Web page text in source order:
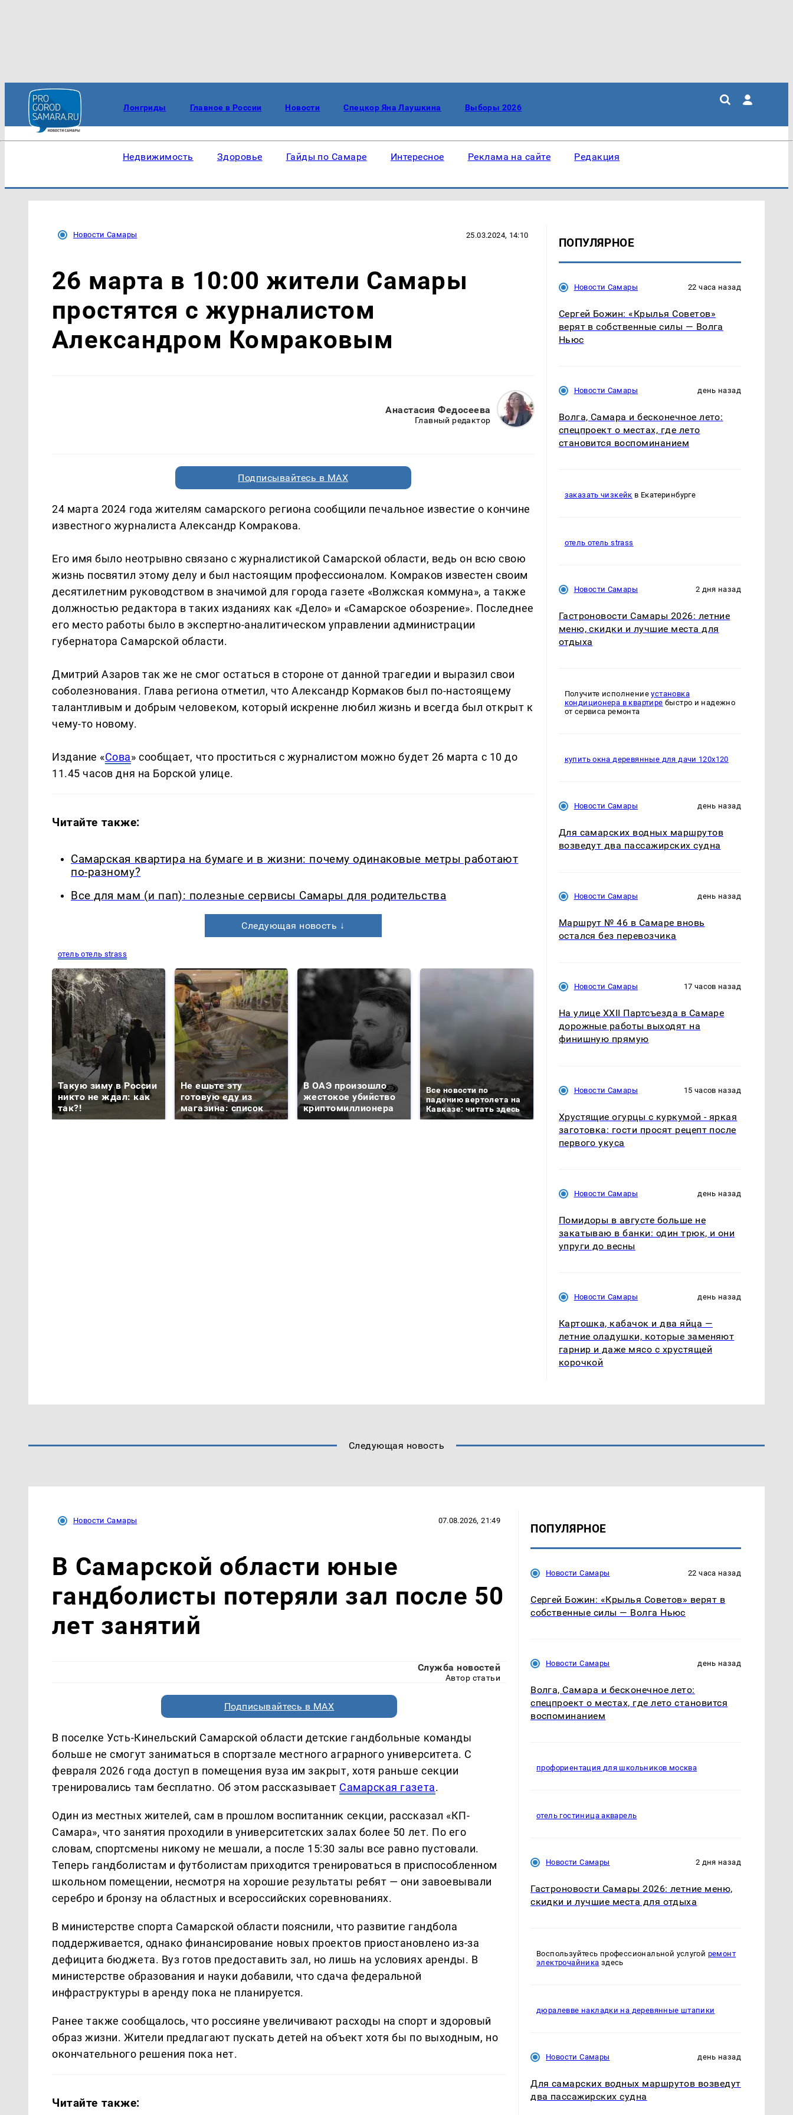
Лонгриды Главное в России Новости Спецкор Яна Лаушкина Выборы 2026
Недвижимость Здоровье Гайды по Самаре Интересное Реклама на сайте Редакция
Новости Самары 25.03.2024, 14:10
26 марта в 10:00 жители Самары
простятся с журналистом
Александром Комраковым
Анастасия Федосеева
Главный редактор
Подписывайтесь в MAX
24 марта 2024 года жителям самарского региона сообщили печальное известие о кончине
известного журналиста Александр Комракова.
Его имя было неотрывно связано с журналистикой Самарской области, ведь он всю свою
жизнь посвятил этому делу и был настоящим профессионалом. Комраков известен своим
десятилетним руководством в значимой для города газете «Волжская коммуна», а также
должностью редактора в таких изданиях как «Дело» и «Самарское обозрение». Последнее
его место работы было в экспертно-аналитическом управлении администрации
губернатора Самарской области.
Дмитрий Азаров так же не смог остаться в стороне от данной трагедии и выразил свои
соболезнования. Глава региона отметил, что Александр Кормаков был по-настоящему
талантливым и добрым человеком, который искренне любил жизнь и всегда был открыт к
чему-то новому.
Издание «Сова» сообщает, что проститься с журналистом можно будет 26 марта с 10 до
11.45 часов дня на Борской улице.
Читайте также:
Самарская квартира на бумаге и в жизни: почему одинаковые метры работают
по-разному?
Все для мам (и пап): полезные сервисы Самары для родительства
Следующая новость ↓
отель отель strass
Такую зиму в России
никто не ждал: как
так?!
Не ешьте эту
готовую еду из
магазина: список
В ОАЭ произошло
жестокое убийство
криптомиллионера
Все новости по
падению вертолета на
Кавказе: читать здесь
Таких событий не
было с 1945: чего
В магазинах России
ПОПУЛЯРНОЕ
Новости Самары 22 часа назад
Сергей Божин: «Крылья Советов»
верят в собственные силы — Волга
Ньюс
Новости Самары день назад
Волга, Самара и бесконечное лето:
спецпроект о местах, где лето
становится воспоминанием
заказать чизкейк в Екатеринбурге
отель отель strass
Новости Самары 2 дня назад
Гастроновости Самары 2026: летние
меню, скидки и лучшие места для
отдыха
Получите исполнениеустановка
кондиционера в квартире быстро и надежно
от сервиса ремонта
купить окна деревянные для дачи 120х120
Новости Самары день назад
Для самарских водных маршрутов
возведут два пассажирских судна
Новости Самары день назад
Маршрут № 46 в Самаре вновь
остался без перевозчика
Новости Самары 17 часов назад
На улице XXII Партсъезда в Самаре
дорожные работы выходят на
финишную прямую
Новости Самары 15 часов назад
Хрустящие огурцы с куркумой - яркая
заготовка: гости просят рецепт после
первого укуса
Новости Самары день назад
Помидоры в августе больше не
закатываю в банки: один трюк, и они
упруги до весны
Новости Самары день назад
Картошка, кабачок и два яйца —
летние оладушки, которые заменяют
гарнир и даже мясо с хрустящей
корочкой
Следующая новость
Новости Самары 07.08.2026, 21:49
В Самарской области юные
гандболисты потеряли зал после 50
лет занятий
Служба новостей
Автор статьи
Подписывайтесь в MAX
В поселке Усть-Кинельский Самарской области детские гандбольные команды
больше не смогут заниматься в спортзале местного аграрного университета. С
февраля 2026 года доступ в помещения вуза им закрыт, хотя раньше секции
тренировались там бесплатно. Об этом рассказывает Самарская газета.
Один из местных жителей, сам в прошлом воспитанник секции, рассказал «КП-
Самара», что занятия проходили в университетских залах более 50 лет. По его
словам, спортсмены никому не мешали, а после 15:30 залы все равно пустовали.
Теперь гандболистам и футболистам приходится тренироваться в приспособленном
школьном помещении, несмотря на хорошие результаты ребят — они завоевывали
серебро и бронзу на областных и всероссийских соревнованиях.
В министерстве спорта Самарской области пояснили, что развитие гандбола
поддерживается, однако финансирование новых проектов приостановлено из-за
дефицита бюджета. Вуз готов предоставить зал, но лишь на условиях аренды. В
министерстве образования и науки добавили, что сдача федеральной
инфраструктуры в аренду пока не планируется.
Ранее также сообщалось, что россияне увеличивают расходы на спорт и здоровый
образ жизни. Жители предлагают пускать детей на объект хотя бы по выходным, но
окончательного решения пока нет.
Читайте также:
ПОПУЛЯРНОЕ
Новости Самары 22 часа назад
Сергей Божин: «Крылья Советов» верят в
собственные силы — Волга Ньюс
Новости Самары день назад
Волга, Самара и бесконечное лето:
спецпроект о местах, где лето становится
воспоминанием
профориентация для школьников москва
отель гостиница акварель
Новости Самары 2 дня назад
Гастроновости Самары 2026: летние меню,
скидки и лучшие места для отдыха
Воспользуйтесь профессиональной услугой ремонт
электрочайника здесь
дюралевве накладки на деревянные штапики
Новости Самары день назад
Для самарских водных маршрутов возведут
два пассажирских судна